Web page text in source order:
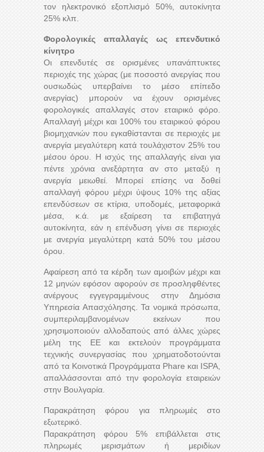
τον ηλεκτρονικό εξοπλισμό 50%, αυτοκίνητα
25% κλπ.
Φορολογικές απαλλαγές ως επενδυτικό
κίνητρο
Οι επενδυτές σε ορισμένες υπανάπτυκτες
περιοχές της χώρας (με ποσοστό ανεργίας που
ουσιωδώς υπερβαίνει το μέσο επίπεδο
ανεργίας) μπορούν να έχουν ορισμένες
φορολογικές απαλλαγές στον εταιρικό φόρο.
Απαλλαγή μέχρι και 100% του εταιρικού φόρου
βιομηχανιών που εγκαθίστανται σε περιοχές με
ανεργία μεγαλύτερη κατά τουλάχιστον 25% του
μέσου όρου. Η ισχύς της απαλλαγής είναι για
πέντε χρόνια ανεξάρτητα αν στο μεταξύ η
ανεργία μειωθεί. Μπορεί επίσης να δοθεί
απαλλαγή φόρου μέχρι ύψους 10% της αξίας
επενδύσεων σε κτίρια, υποδομές, μεταφορικά
μέσα, κ.ά. με εξαίρεση τα επιβατηγά
αυτοκίνητα, εάν η επένδυση γίνει σε περιοχές
με ανεργία μεγαλύτερη κατά 50% του μέσου
όρου.
Αφαίρεση από τα κέρδη των αμοιβών μέχρι και
12 μηνών εφόσον αφορούν σε προσληφθέντες
ανέργους εγγεγραμμένους στην Δημόσια
Υπηρεσία Απασχόλησης. Τα νομικά πρόσωπα,
συμπεριλαμβανομένων εκείνων που
χρησιμοποιούν αλλοδαπούς από άλλες χώρες
μέλη της ΕΕ και εκτελούν προγράμματα
τεχνικής συνεργασίας που χρηματοδοτούνται
από τα Κοινοτικά Προγράμματα Phare και ΙSPA,
απαλλάσσονται από την φορολογία εταιρειών
στην Βουλγαρία.
Παρακράτηση φόρου για πληρωμές στο
εξωτερικό.
Παρακράτηση φόρου 5% επιβάλλεται στις
πληρωμές μερισμάτων ή μεριδίων